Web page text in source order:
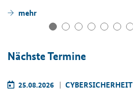
mehr
Nächs­te Ter­mi­ne
25.08.2026 CY­BER­SI­CHER­HEIT